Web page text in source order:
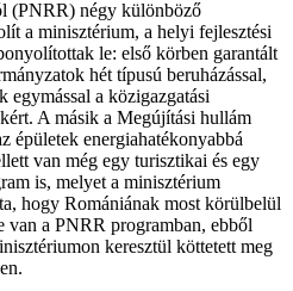
(PNRR) négy különböző
a minisztérium, a helyi fejlesztési
le: első körben garantált
hét típusú beruházással,
egymással a közigazgatási
A másik a Megújítási hullám
épületek energiahatékonyabbá
van még egy turisztikai és egy
is, melyet a minisztérium
hogy Romániának most körülbelül
van a PNRR programban, ebből
keresztül köttetett meg